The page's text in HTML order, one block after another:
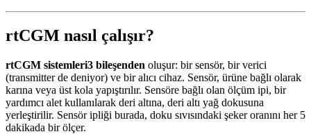
rtCGM nasıl çalışır?
rtCGM sistemleri3 bileşenden oluşur: bir sensör, bir verici
(transmitter de deniyor) ve bir alıcı cihaz. Sensör, ürüne bağlı olarak
karına veya üst kola yapıştırılır. Sensöre bağlı olan ölçüm ipi, bir
yardımcı alet kullanılarak deri altına, deri altı yağ dokusuna
yerleştirilir. Sensör ipliği burada, doku sıvısındaki şeker oranını her 5
dakikada bir ölçer.